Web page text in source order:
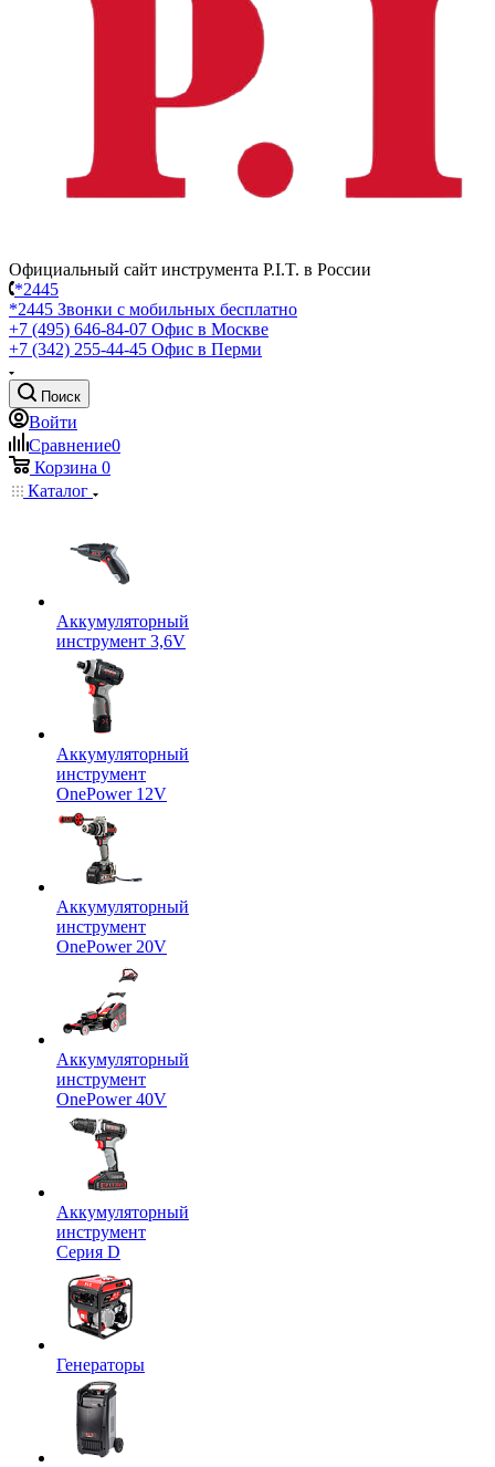
Официальный сайт инструмента P.I.T. в России
*2445
*2445 Звонки с мобильных бесплатно
+7 (495) 646-84-07 Офис в Москве
+7 (342) 255-44-45 Офис в Перми
Поиск
Войти
Сравнение0
Корзина 0
Каталог
Аккумуляторный
инструмент 3,6V
Аккумуляторный
инструмент
OnePower 12V
Аккумуляторный
инструмент
OnePower 20V
Аккумуляторный
инструмент
OnePower 40V
Аккумуляторный
инструмент
Серия D
Генераторы